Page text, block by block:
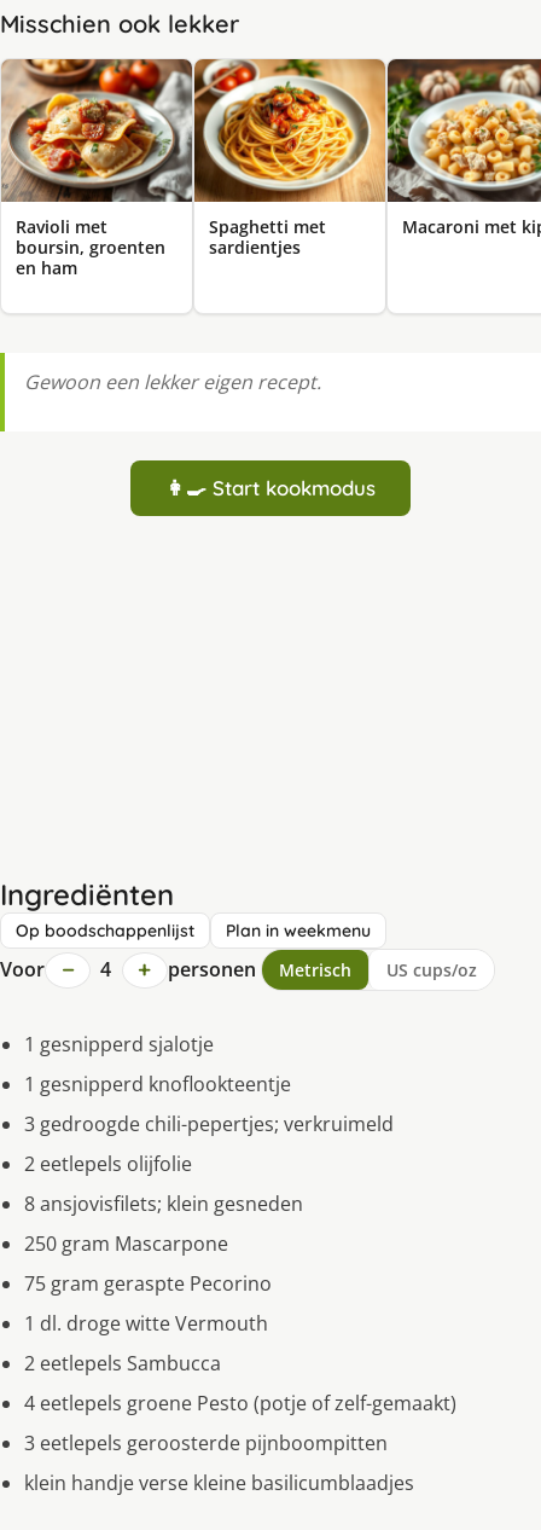
Misschien ook lekker
Ravioli met
boursin, groenten
en ham
Spaghetti met
sardientjes
Macaroni met
Gewoon een lekker eigen recept.
👩‍🍳 Start kookmodus
Ingrediënten
Op boodschappenlijst Plan in weekmenu
Voor − 4 + personen Metrisch US cups/oz
1 gesnipperd sjalotje
1 gesnipperd knoflookteentje
3 gedroogde chili-pepertjes; verkruimeld
2 eetlepels olijfolie
8 ansjovisfilets; klein gesneden
250 gram Mascarpone
75 gram geraspte Pecorino
1 dl. droge witte Vermouth
2 eetlepels Sambucca
4 eetlepels groene Pesto (potje of zelf-gemaakt)
3 eetlepels geroosterde pijnboompitten
klein handje verse kleine basilicumblaadjes